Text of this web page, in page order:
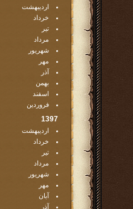
اردیبهشت
خرداد
تیر
مرداد
شهریور
مهر
آذر
بهمن
اسفند
فروردین
1397
اردیبهشت
خرداد
تیر
مرداد
شهریور
مهر
آبان
آذر